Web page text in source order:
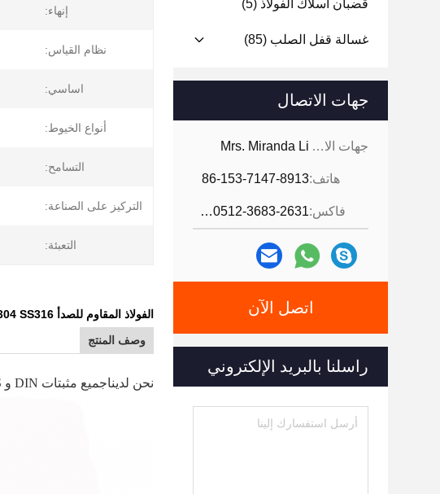
قضبان أسلاك الفولاذ (5)
غسالة قفل الصلب (85)
جهات الاتصال
جهات الاتصال: Mrs. Miranda Li
هاتف:86-153-7147-8913
فاكس: 86-0512-3683-2631
اتصل الآن
راسلنا بالبريد الإلكتروني
إنهاء:
نظام القياس:
اساسي:
أنواع الخيوط:
التسامح:
التركيز على الصناعة:
التعبئة:
الفولاذ المقاوم للصدأ SS304 SS316 شقة برأس الصليب عطلة شيكاغو برغي
وصف المنتج
نحن لديناجميع مثبتات DIN و BS و JIS و ISO القياسية والأجزاء الصناعية الأخرى مع مرافق اختبار مجهزة جيدًا وقوة تقنية قوية.